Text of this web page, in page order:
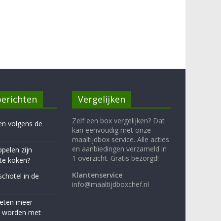
volgens de
zijn
koken?
in de
meer
worden met
Vergelijken
Zelf een box vergelijken? Dat
kan eenvoudig met onze
maaltijdbox service. Alle acties
en aanbiedingen verzameld in
1 overzicht. Gratis bezorgd!
Klantenservice
info@maaltijdboxchef.nl